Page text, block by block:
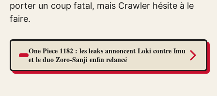
porter un coup fatal, mais Crawler hésite à le
faire.
One Piece 1182 : les leaks annoncent Loki contre Imu
et le duo Zoro-Sanji enfin relancé